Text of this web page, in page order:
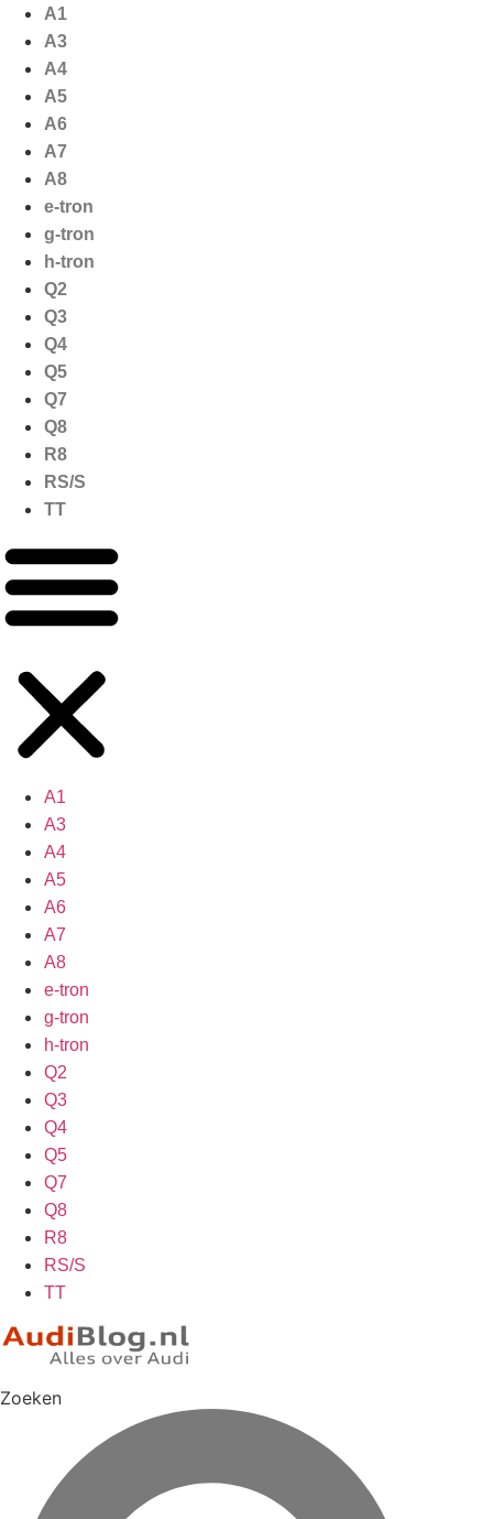
naar
inhoud
A1
A3
A4
A5
A6
A7
A8
e-tron
g-tron
h-tron
Q2
Q3
Q4
Q5
Q7
Q8
R8
RS/S
TT
A1
A3
A4
A5
A6
A7
A8
e-tron
g-tron
h-tron
Q2
Q3
Q4
Q5
Q7
Q8
R8
RS/S
TT
Zoeken